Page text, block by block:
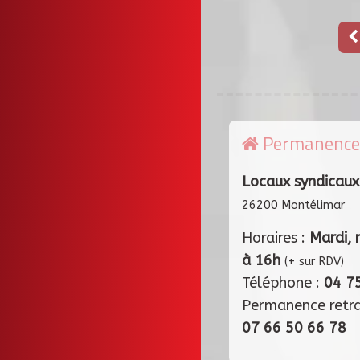
Locaux
26200 Montélimar
Horaires : Mardi,
à 16h (+ sur RDV)
Téléphone : 04
Permanence
07 66 50 66 78